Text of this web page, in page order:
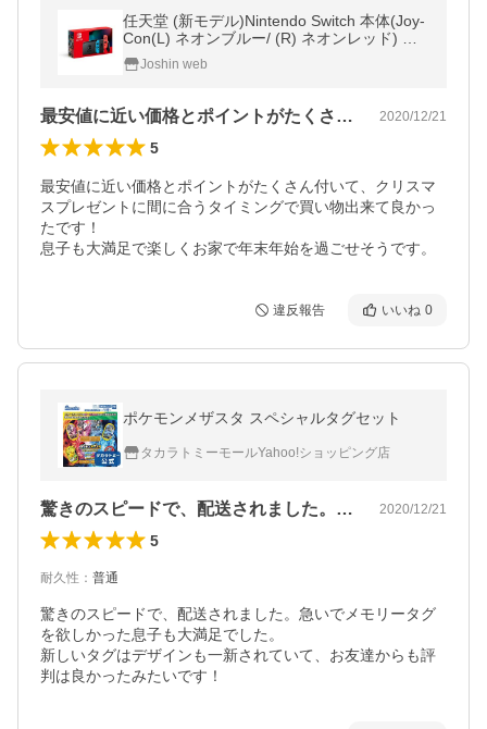
任天堂 (新モデル)Nintendo Switch 本体(Joy-
Con(L) ネオンブルー/ (R) ネオンレッド) 返
品種別B
Joshin web
最安値に近い価格とポイントがたくさん付… 2020/12/21
5
最安値に近い価格とポイントがたくさん付いて、クリスマ
スプレゼントに間に合うタイミングで買い物出来て良かっ
たです！
息子も大満足で楽しくお家で年末年始を過ごせそうです。
違反報告 いいね 0
ポケモンメザスタ スペシャルタグセット
タカラトミーモールYahoo!ショッピング店
驚きのスピードで、配送されました。急い… 2020/12/21
5
耐久性 ： 普通
驚きのスピードで、配送されました。急いでメモリータグ
を欲しかった息子も大満足でした。
新しいタグはデザインも一新されていて、お友達からも評
判は良かったみたいです！